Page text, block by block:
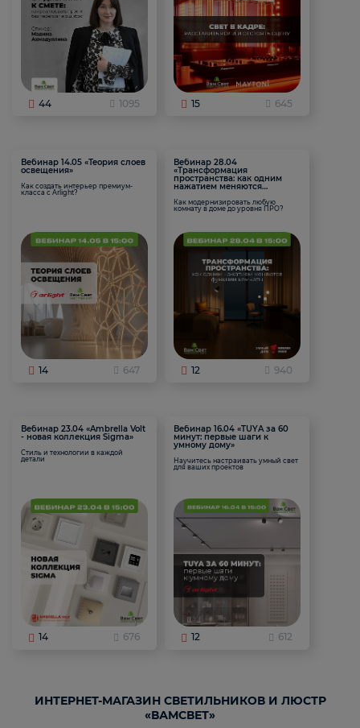
44 1095 15 645
Вебинар 14.05 «Теория слоев
освещения»
Как создать интерьер премиум-
класса с Arlight?
14 647
Вебинар 28.04
«Трансформация
пространства: как одним
нажатием меняются
Как модернизировать любую
комнату в доме до уровня ПРО?
12 940
Вебинар 23.04 «Ambrella Volt
- новая коллекция Sigma»
Стиль и технологии в каждой
детали
14 676
Вебинар 16.04 «TUYA за 60
минут: первые шаги к
умному дому»
Научитесь настраивать умный свет
для ваших проектов
12 612
ИНТЕРНЕТ-МАГАЗИН СВЕТИЛЬНИКОВ И ЛЮСТР
«ВАМСВЕТ»